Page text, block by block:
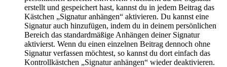
erstellt und gespeichert hast, kannst du in jedem Beitrag das
Kästchen „Signatur anhängen“ aktivieren. Du kannst eine
Signatur auch hinzufügen, indem du in deinem persönlichen
Bereich das standardmäßige Anhängen deiner Signatur
aktivierst. Wenn du einen einzelnen Beitrag dennoch ohne
Signatur verfassen möchtest, so kannst du dort einfach das
Kontrollkästchen „Signatur anhängen“ wieder deaktivieren.